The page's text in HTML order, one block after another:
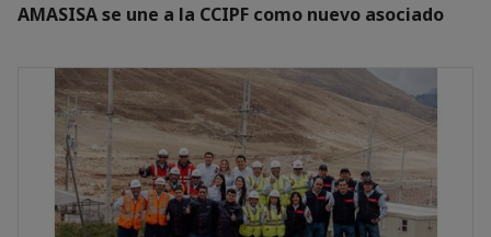
AMASISA se une a la CCIPF como nuevo asociado